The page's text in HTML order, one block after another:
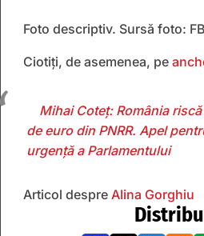
Foto descriptiv. Sursă foto:
Ciotiți, de asemenea, pe
Mihai Coteț: România
de euro din PNRR. Apel
urgență a Parlamentului
Articol despre Alina Gorghiu